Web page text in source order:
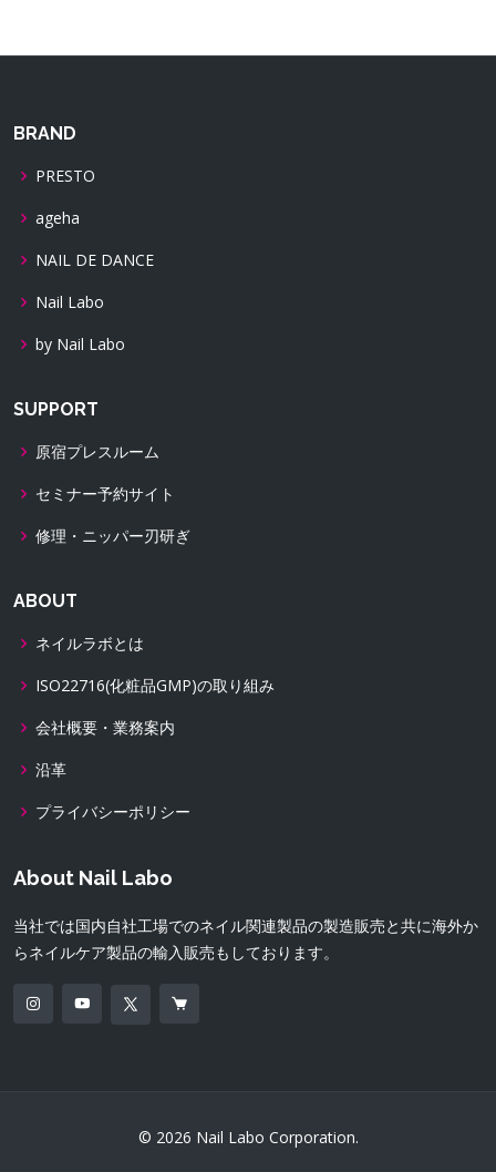
BRAND
PRESTO
ageha
NAIL DE DANCE
Nail Labo
by Nail Labo
SUPPORT
原宿プレスルーム
セミナー予約サイト
修理・ニッパー刃研ぎ
ABOUT
ネイルラボとは
ISO22716(化粧品GMP)の取り組み
会社概要・業務案内
沿革
プライバシーポリシー
About Nail Labo
当社では国内自社工場でのネイル関連製品の製造販売と共に海外か
らネイルケア製品の輸入販売もしております。
© 2026 Nail Labo Corporation.